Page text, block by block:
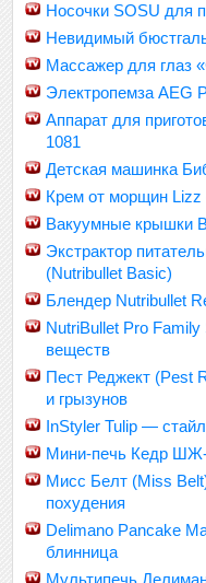
Носочки SOSU для
Невидимый
Массажер для глаз
Электропемза AEG
Аппарат для
1081
Детская машинка
Крем от морщин Lizz
Вакуумные крышки
Экстрактор
(Nutribullet Basic)
Блендер Nutribullet
NutriBullet Pro
веществ
Пест Реджект (Pest
и грызунов
InStyler Tulip —
Мини-печь Кедр
Мисс Белт (Miss
похудения
Delimano Pancake
блинница